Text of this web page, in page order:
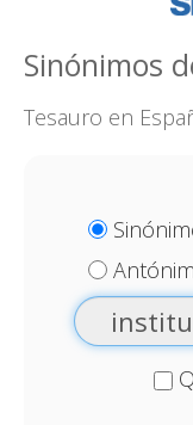
Sinónimos
Tesauro en